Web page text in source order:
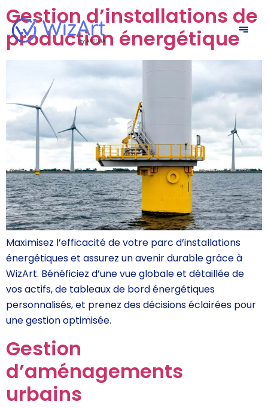
Gestion d’installations de
production énergétique
Maximisez l’efficacité de votre parc d’installations
énergétiques et assurez un avenir durable grâce à
WizArt. Bénéficiez d’une vue globale et détaillée de
vos actifs, de tableaux de bord énergétiques
personnalisés, et prenez des décisions éclairées pour
une gestion optimisée.
Gestion
d’aménagements
urbains